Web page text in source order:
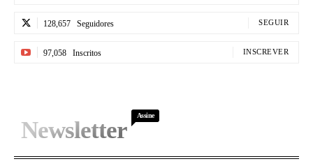
128,657 Seguidores SEGUIR
97,058 Inscritos INSCREVER
Newsletter
Assine